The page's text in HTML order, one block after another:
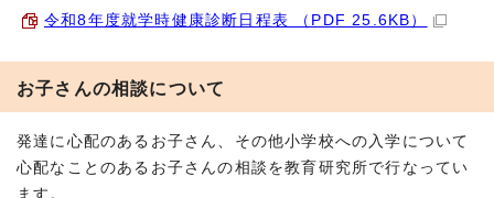
令和8年度就学時健康診断日程表 （PDF 25.6KB）
お子さんの相談について
発達に心配のあるお子さん、その他小学校への入学について
心配なことのあるお子さんの相談を教育研究所で行なってい
ます。